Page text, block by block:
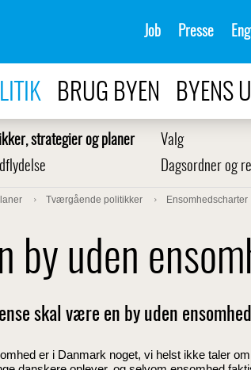
Job Presse
BRUG BYEN BYENS
strategier og planer Valg
Dagsordner og
Tværgående politikker Ensomhedscharter
by uden
skal være en by uden
er i Danmark noget, vi helst ikke taler